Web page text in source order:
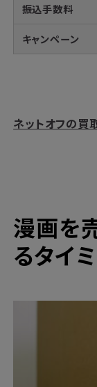
振込手数料
キャンペーン
ネットオフの買
漫画を
るタイ